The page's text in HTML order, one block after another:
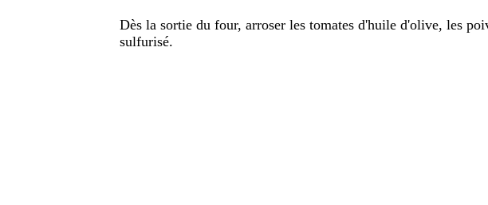
Dès la sortie du four, arroser les tomates d'huile d'olive, les
sulfurisé.